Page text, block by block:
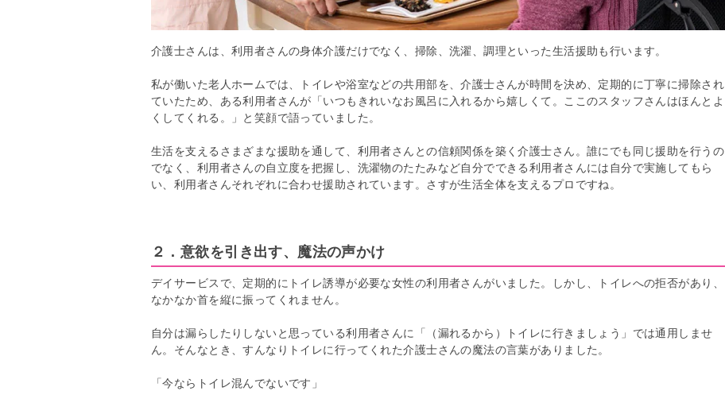
介護士さんは、利用者さんの身体介護だけでなく、掃除、洗濯、調理といった生活援助も行います。
私が働いた老人ホームでは、トイレや浴室などの共用部を、介護士さんが時間を決め、定期的に丁寧に掃除され
ていたため、ある利用者さんが「いつもきれいなお風呂に入れるから嬉しくて。ここのスタッフさんはほんとよ
くしてくれる。」と笑顔で語っていました。
生活を支えるさまざまな援助を通して、利用者さんとの信頼関係を築く介護士さん。誰にでも同じ援助を行うの
でなく、利用者さんの自立度を把握し、洗濯物のたたみなど自分でできる利用者さんには自分で実施してもら
い、利用者さんそれぞれに合わせ援助されています。さすが生活全体を支えるプロですね。
２．意欲を引き出す、魔法の声かけ
デイサービスで、定期的にトイレ誘導が必要な女性の利用者さんがいました。しかし、トイレへの拒否があり、
なかなか首を縦に振ってくれません。
自分は漏らしたりしないと思っている利用者さんに「（漏れるから）トイレに行きましょう」では通用しませ
ん。そんなとき、すんなりトイレに行ってくれた介護士さんの魔法の言葉がありました。
「今ならトイレ混んでないです」